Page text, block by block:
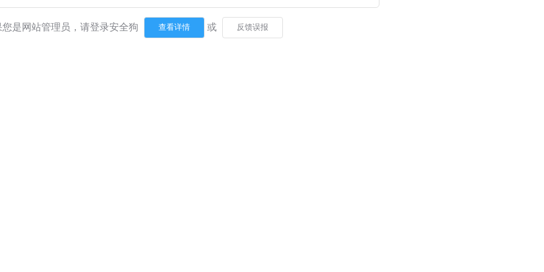
您是网站管理员，请登录安全狗 或